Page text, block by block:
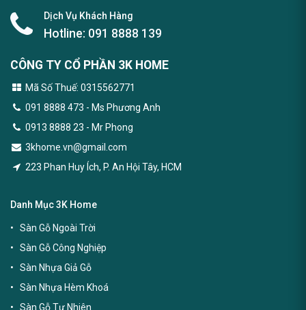
Dịch Vụ Khách Hàng
Hotline: 091 8888 139
CÔNG TY CỔ PHẦN 3K HOME
Mã Số Thuế: 0315562771
091 8888 473 - Ms Phương Anh
0913 8888 23 - Mr Phong
3khome.vn@gmail.com
223 Phan Huy Ích, P. An Hội Tây, HCM
Danh Mục 3K Home
Sàn Gỗ Ngoài Trời
Sàn Gỗ Công Nghiệp
Sàn Nhựa Giả Gỗ
Sàn Nhựa Hèm Khoá
Sàn Gỗ Tự Nhiên